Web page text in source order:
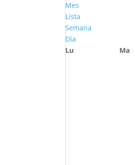
Mes
Lista
Semana
Día
Lu
Ma